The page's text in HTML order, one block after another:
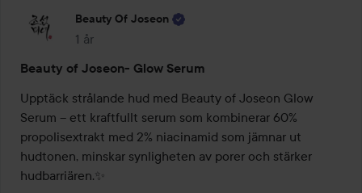
Beauty Of Joseon
1 år
Inlägget skapades 1 år
Beauty of Joseon- Glow Serum
Upptäck strålande hud med Beauty of Joseon Glow
Serum – ett kraftfullt serum som kombinerar 60%
propolisextrakt med 2% niacinamid som jämnar ut
hudtonen, minskar synligheten av porer och stärker
hudbarriären.✨